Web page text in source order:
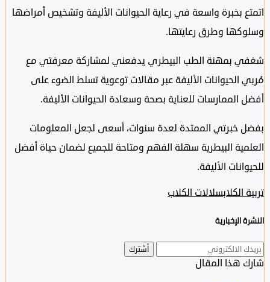
بخبرة واسعة في رعاية الحيوانات الأليفة وتشخيص أمراضها
وطرق رعايتها.
بمهنة الطب البيطري يدفعني لمشاركة معرفتي مع
الحيوانات الأليفة عبر مقالات توعوية تسلط الضوء على
الممارسات للعناية بصحة وسعادة الحيوانات الأليفة.
خبرتي الممتدة لعدة سنوات، أسعى لجعل المعلومات
البيطرية سهلة الفهم ومتاحة للجميع لضمان حياة أفضل
الأليفة.
سلالات الكلاب
الإخبارية
هذا المقال